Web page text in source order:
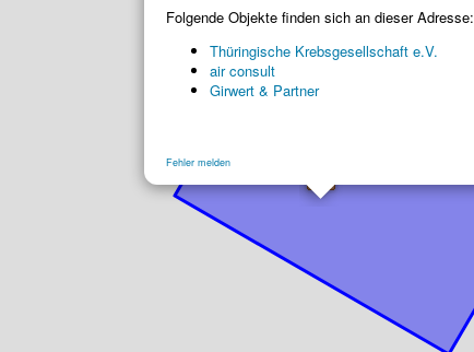
Folgende Objekte finden sich an dieser Adresse:
Thüringische Krebsgesellschaft e.V.
air consult
Girwert & Partner
Fehler melden